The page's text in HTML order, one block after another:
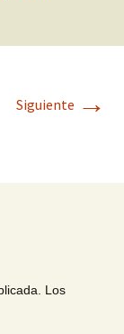
Siguiente →
Los